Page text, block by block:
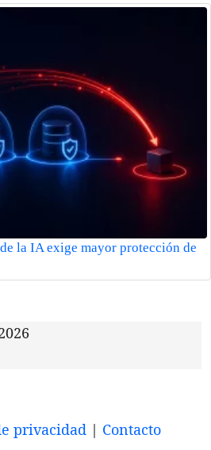
la IA exige mayor protección de
privacidad | Contacto